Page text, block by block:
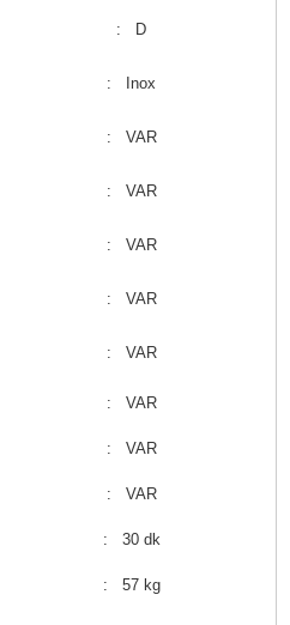
: D
: Inox
: VAR
: VAR
: VAR
: VAR
: VAR
: VAR
: VAR
: VAR
: 30 dk
: 57 kg